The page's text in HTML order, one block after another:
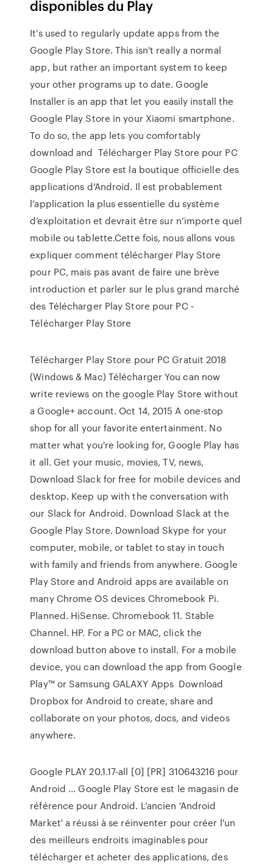
disponibles du Play
It's used to regularly update apps from the
Google Play Store. This isn't really a normal
app, but rather an important system to keep
your other programs up to date. Google
Installer is an app that let you easily install the
Google Play Store in your Xiaomi smartphone.
To do so, the app lets you comfortably
download and Télécharger Play Store pour PC
Google Play Store est la boutique officielle des
applications d’Android. Il est probablement
l’application la plus essentielle du système
d’exploitation et devrait être sur n’importe quel
mobile ou tablette.Cette fois, nous allons vous
expliquer comment télécharger Play Store
pour PC, mais pas avant de faire une brève
introduction et parler sur le plus grand marché
des Télécharger Play Store pour PC -
Télécharger Play Store
Télécharger Play Store pour PC Gratuit 2018
(Windows & Mac) Télécharger You can now
write reviews on the google Play Store without
a Google+ account. Oct 14, 2015 A one-stop
shop for all your favorite entertainment. No
matter what you're looking for, Google Play has
it all. Get your music, movies, TV, news,
Download Slack for free for mobile devices and
desktop. Keep up with the conversation with
our Slack for Android. Download Slack at the
Google Play Store. Download Skype for your
computer, mobile, or tablet to stay in touch
with family and friends from anywhere. Google
Play Store and Android apps are available on
many Chrome OS devices Chromebook Pi.
Planned. HiSense. Chromebook 11. Stable
Channel. HP. For a PC or MAC, click the
download button above to install. For a mobile
device, you can download the app from Google
Play™ or Samsung GALAXY Apps Download
Dropbox for Android to create, share and
collaborate on your photos, docs, and videos
anywhere.
Google PLAY 20.1.17-all [0] [PR] 310643216 pour
Android ... Google Play Store est le magasin de
référence pour Android. L’ancien 'Android
Market' a réussi à se réinventer pour créer l'un
des meilleurs endroits imaginables pour
télécharger et acheter des applications, des